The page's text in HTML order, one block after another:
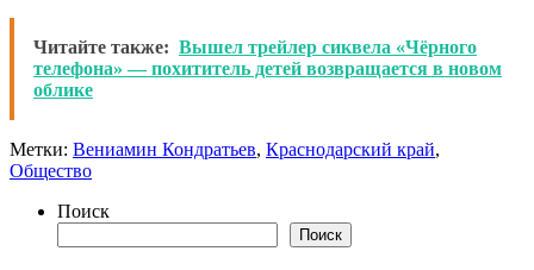
Читайте также: Вышел трейлер сиквела «Чёрного
телефона» — похититель детей возвращается в новом
облике
Метки: Вениамин Кондратьев, Краснодарский край,
Общество
Поиск
Поиск